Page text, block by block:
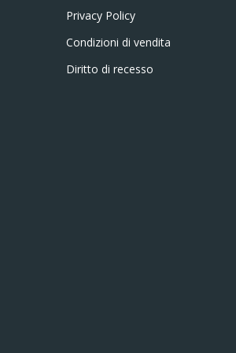
Privacy Policy
Condizioni di vendita
Diritto di recesso